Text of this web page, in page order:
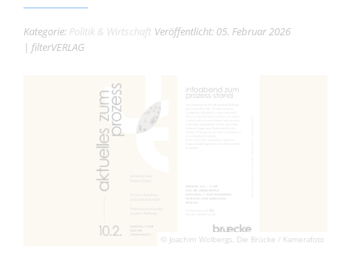
Kategorie: Politik & Wirtschaft Veröffentlicht: 05. Februar 2026
| filterVERLAG
© Joachim Wolbergs, Die Brücke / Kamerafoto